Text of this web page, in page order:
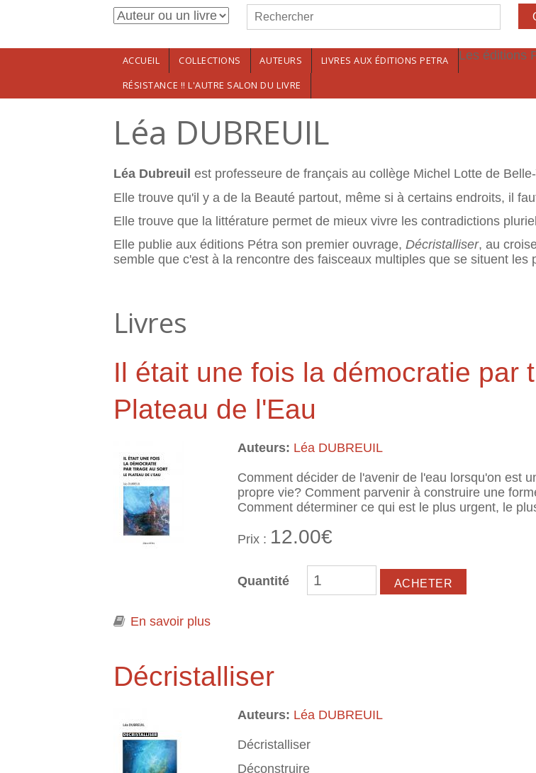
Aller au contenu principalFormulaire de recherche
Rechercher
ACCUEIL COLLECTIONS AUTEURS LIVRES AUX ÉDITIONS PETRA Les éditions
RÉSISTANCE !! L'AUTRE SALON DU LIVRE
Léa DUBREUIL
Léa Dubreuil est professeure de français au collège Michel Lotte de
Elle trouve qu'il y a de la Beauté partout, même si à certains endroits, il
Elle trouve que la littérature permet de mieux vivre les contradictions
Elle publie aux éditions Pétra son premier ouvrage, Décristalliser, au
semble que c'est à la rencontre des faisceaux multiples que se situent les
Livres
Il était une fois la démocratie par
Plateau de l'Eau
Auteurs: Léa DUBREUIL
Comment décider de l'avenir de l'eau lorsqu'on est
propre vie? Comment parvenir à construire une
Comment déterminer ce qui est le plus urgent, le
Prix : 12.00€
Quantité
En savoir plus
Décristalliser
Auteurs: Léa DUBREUIL
Décristalliser
Déconstruire